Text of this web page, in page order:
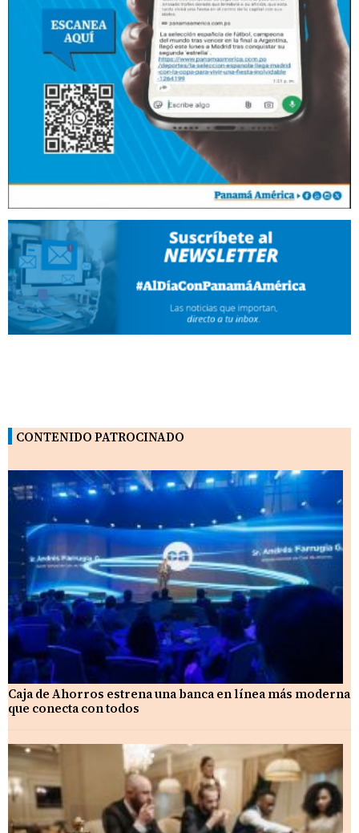
CONTENIDO PATROCINADO
Caja de Ahorros estrena una banca en línea más moderna
que conecta con todos